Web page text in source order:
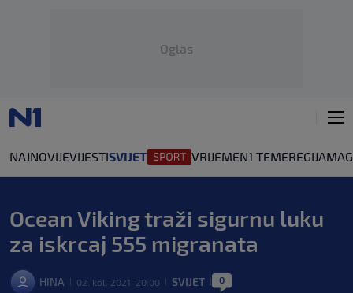
Oglas
NAJNOVIJEVIJESTISVIJET VRIJEMEN1 TEMEREGIJA
Ocean Viking traži sigurnu luku
za iskrcaj 555 migranata
HINA 02. kol. 2021. 20:00 SVIJET 0